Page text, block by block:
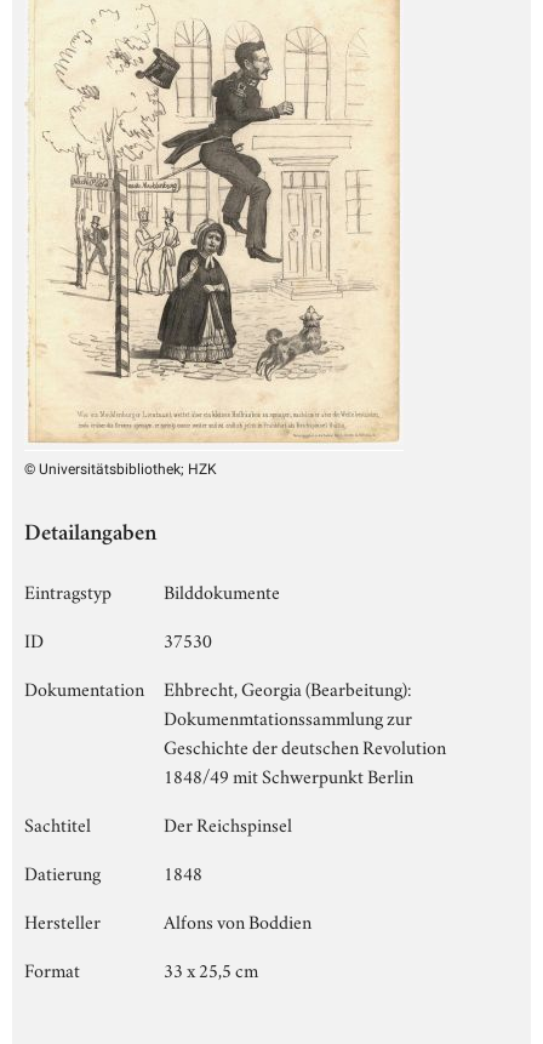
© Universitätsbibliothek; HZK
Detailangaben
Eintragstyp
Bilddokumente
ID
37530
Dokumentation
Ehbrecht, Georgia (Bearbeitung):
Dokumenmtationssammlung zur
Geschichte der deutschen Revolution
1848/49 mit Schwerpunkt Berlin
Sachtitel
Der Reichspinsel
Datierung
1848
Hersteller
Alfons von Boddien
Format
33 x 25,5 cm